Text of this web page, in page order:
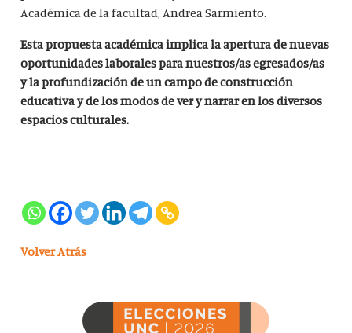
Académica de la facultad, Andrea Sarmiento.
Esta propuesta académica implica la apertura de nuevas
oportunidades laborales para nuestros/as egresados/as
y la profundización de un campo de construcción
educativa y de los modos de ver y narrar en los diversos
espacios culturales.
Volver Atrás